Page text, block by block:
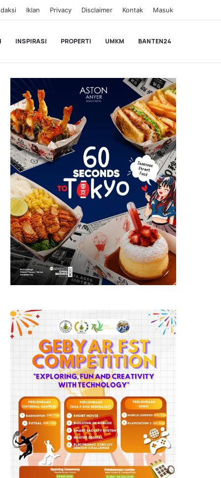
Iklan Privacy Disclaimer Kontak Masuk
INSPIRASI PROPERTI UMKM BANTEN24